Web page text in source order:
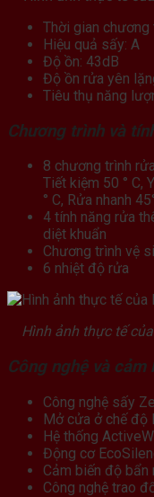
Thời gian chương
Hiệu quả sấy: A
Độ ồn: 43dB
Độ ồn rửa yên
Tiêu thụ năng
Chương trình và
8 chương trình
Tiết kiệm 50 ° C,
° C, Rửa nhanh
4 tính năng rửa
diệt khuẩn
Chương trình vệ
6 nhiệt độ rửa
Hình ảnh thực tế
Công nghệ và cảm
Công nghệ sấy
Mở cửa ở chế độ
Hệ thống
Động cơ
Cảm biến độ
Công nghệ trao